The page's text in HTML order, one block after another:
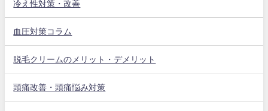
冷え性対策・改善
血圧対策コラム
脱毛クリームのメリット・デメリット
頭痛改善・頭痛悩み対策